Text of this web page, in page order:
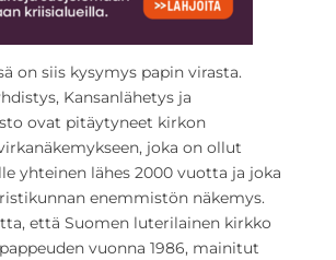
on siis kysymys papin virasta.
Kansanlähetys ja
ovat pitäytyneet kirkon
joka on ollut
yhteinen lähes 2000 vuotta ja joka
enemmistön näkemys.
että Suomen luterilainen kirkko
vuonna 1986, mainitut